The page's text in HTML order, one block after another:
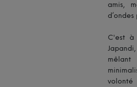
amis,
C'est à
mêlant
volonté